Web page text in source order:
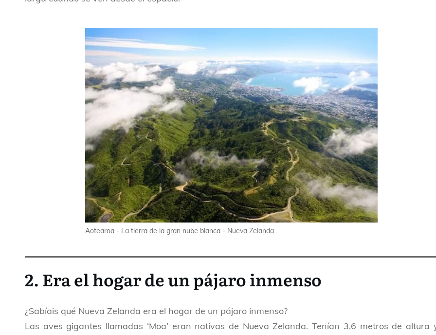
Aotearoa - La tierra de la gran nube blanca - Nueva Zelanda
2. Era el hogar de un pájaro inmenso
¿Sabíais qué Nueva Zelanda era el hogar de un pájaro inmenso?
Las aves gigantes llamadas ‘Moa’ eran nativas de Nueva Zelanda. Tenían 3,6 metros de altura